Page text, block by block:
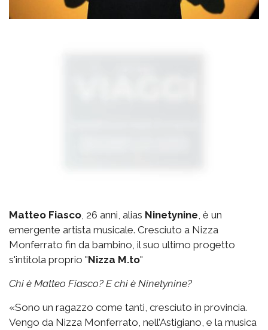
Matteo Fiasco , 26 anni, alias Ninetynine , è un
emergente artista musicale. Cresciuto a Nizza
Monferrato fin da bambino, il suo ultimo progetto
s'intitola proprio "Nizza M.to"
Chi è Matteo Fiasco? E chi è Ninetynine?
«Sono un ragazzo come tanti, cresciuto in provincia.
Vengo da Nizza Monferrato, nell’Astigiano, e la musica